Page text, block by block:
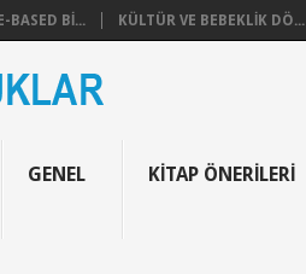
BASED BI... KÜLTÜR VE BEBEKLIK DÖ...
GENEL KITAP ÖNERILERI